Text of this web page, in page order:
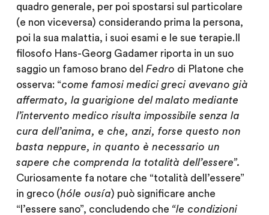
quadro generale, per poi spostarsi sul particolare
(e non viceversa) considerando prima la persona,
poi la sua malattia, i suoi esami e le sue terapie.Il
filosofo Hans-Georg Gadamer riporta in un suo
saggio un famoso brano del Fedro di Platone che
osserva: “come famosi medici greci avevano già
affermato, la guarigione del malato mediante
l’intervento medico risulta impossibile senza la
cura dell’anima, e che, anzi, forse questo non
basta neppure, in quanto è necessario un
sapere che comprenda la totalità dell’essere”.
Curiosamente fa notare che “totalità dell’essere”
in greco (hóle ousía) può significare anche
“l’essere sano”, concludendo che “le condizioni